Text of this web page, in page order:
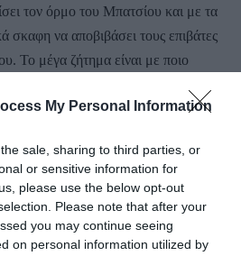
My Personal Information
sale, sharing to third parties, or
or sensitive information for
please use the below opt-out
Please note that after your
you may continue seeing
on personal information utilized by
τον όρμο του Μπατσίου και με τα
σκαφη να αποβιβάσει τους επιβάτες
Το μέγα ζήτημα είναι με ποιο
τους επισκέπτες σε κάποιο
οι υπεύθυνοι, με τα περισσότερα να
από τα μέσα σχεδόν
ή να οδεύουν προς κλείσιμο.
ΕΝ ΑΝΔΡΩ